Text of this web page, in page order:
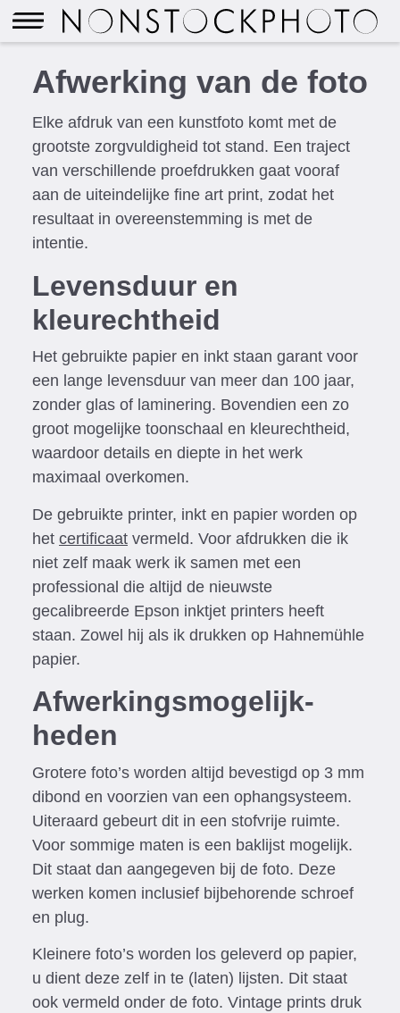
Afwerking van de foto
Elke afdruk van een kunstfoto komt met de
grootste zorgvuldigheid tot stand. Een traject
van verschillende proefdrukken gaat vooraf
aan de uiteindelijke fine art print, zodat het
resultaat in overeenstemming is met de
intentie.
Levensduur en
kleurechtheid
Het gebruikte papier en inkt staan garant voor
een lange levensduur van meer dan 100 jaar,
zonder glas of laminering. Bovendien een zo
groot mogelijke toonschaal en kleurechtheid,
waardoor details en diepte in het werk
maximaal overkomen.
De gebruikte printer, inkt en papier worden op
het certificaat vermeld. Voor afdrukken die ik
niet zelf maak werk ik samen met een
professional die altijd de nieuwste
gecalibreerde Epson inktjet printers heeft
staan. Zowel hij als ik drukken op Hahnemühle
papier.
Afwerkings­mogelijk­
heden
Grotere foto’s worden altijd bevestigd op 3 mm
dibond en voorzien van een ophangsysteem.
Uiteraard gebeurt dit in een stofvrije ruimte.
Voor sommige maten is een baklijst mogelijk.
Dit staat dan aangegeven bij de foto. Deze
werken komen inclusief bijbehorende schroef
en plug.
Kleinere foto’s worden los geleverd op papier,
u dient deze zelf in te (laten) lijsten. Dit staat
ook vermeld onder de foto. Vintage prints druk